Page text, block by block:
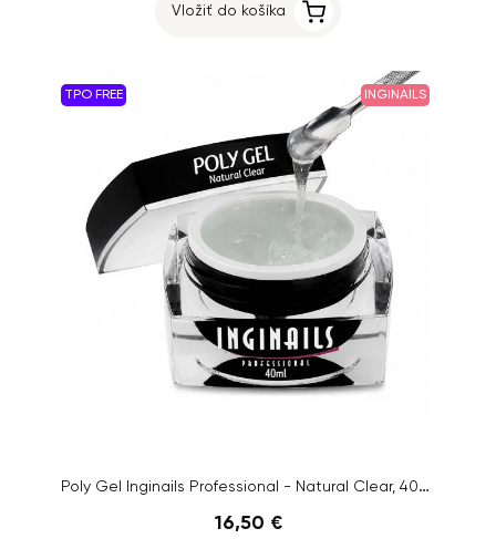
Vložiť do košíka
TPO FREE INGINAILS
Poly Gel Inginails Professional - Natural Clear, 40ml
16,50 €